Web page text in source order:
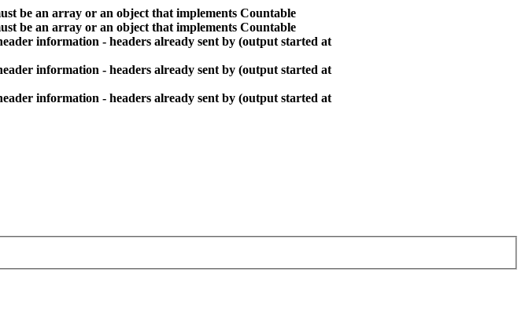
be an array or an object that implements Countable
be an array or an object that implements Countable
information - headers already sent by (output started at
information - headers already sent by (output started at
information - headers already sent by (output started at